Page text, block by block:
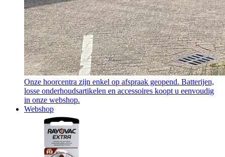
Onze hoorcentra zijn enkel op afspraak geopend. Batterijen,
losse onderhoudsartikelen en accessoires koopt u eenvoudig
in onze webshop.
Webshop